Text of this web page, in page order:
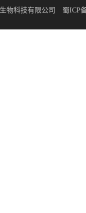
物科技有限公司 蜀ICP